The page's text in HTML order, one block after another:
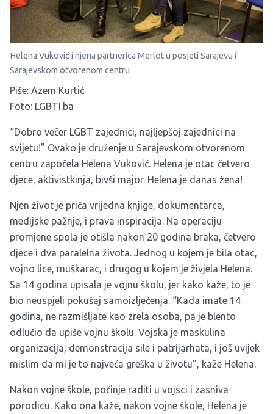
Helena Vuković i njena partnerica Merlot u posjeti Sarajevu i
Sarajevskom otvorenom centru
Piše: Azem Kurtić
Foto: LGBTI.ba
“Dobro večer LGBT zajednici, najljepšoj zajednici na
svijetu!” Ovako je druženje u Sarajevskom otvorenom
centru započela Helena Vuković. Helena je otac četvero
djece, aktivistkinja, bivši major. Helena je danas žena!
Njen život je priča vrijedna knjige, dokumentarca,
medijske pažnje, i prava inspiracija. Na operaciju
promjene spola je otišla nakon 20 godina braka, četvero
djece i dva paralelna života. Jednog u kojem je bila otac,
vojno lice, muškarac, i drugog u kojem je živjela Helena.
Sa 14 godina upisala je vojnu školu, jer kako kaže, to je
bio neuspjeli pokušaj samoizlječenja. “Kada imate 14
godina, ne razmišljate kao zrela osoba, pa je blento
odlučio da upiše vojnu školu. Vojska je maskulina
organizacija, demonstracija sile i patrijarhata, i još uvijek
mislim da mi je to najveća greška u životu”, kaže Helena.
Nakon vojne škole, počinje raditi u vojsci i zasniva
porodicu. Kako ona kaže, nakon vojne škole, Helena je